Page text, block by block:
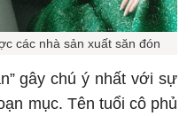
các nhà sản xuất săn đón
gây chú ý nhất với sự
mục. Tên tuổi cô phủ